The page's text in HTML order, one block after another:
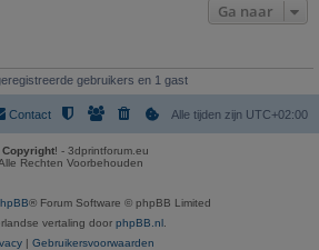
Ga naar
gebruikers en 1 gast
Alle tijden zijn UTC+02:00
Contact
! - 3dprintforum.eu
Rechten Voorbehouden
® Forum Software © phpBB Limited
vertaling door phpBB.nl
| Gebruikersvoorwaarden